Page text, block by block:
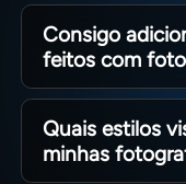
Novos usuários
consulte os
funcionalidade
Consigo
feitos com
Sim, são 40
finalizado.
Quais estilos
minhas